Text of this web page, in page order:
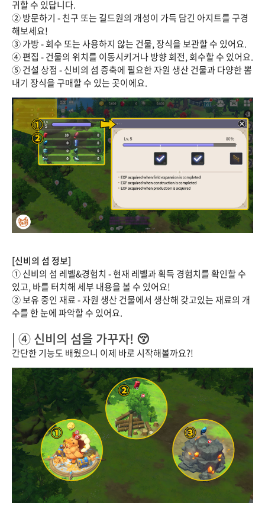
귀할 수 있답니다.
② 방문하기 - 친구 또는 길드원의 개성이 가득 담긴 아지트를 구경
해보세요!
③ 가방 - 회수 또는 사용하지 않는 건물, 장식을 보관할 수 있어요.
④ 편집 - 건물의 위치를 이동시키거나 방향 회전, 회수할 수 있어요.
⑤ 건설 상점 - 신비의 섬 증축에 필요한 자원 생산 건물과 다양한 뽐
내기 장식을 구매할 수 있는 곳이에요.
[신비의 섬 정보]
① 신비의 섬 레벨&경험치 - 현재 레벨과 획득 경험치를 확인할 수
있고, 바를 터치해 세부 내용을 볼 수 있어요!
② 보유 중인 재료 - 자원 생산 건물에서 생산해 갖고있는 재료의 개
수를 한 눈에 파악할 수 있어요.
| ④ 신비의 섬을 가꾸자! 😚
간단한 기능도 배웠으니 이제 바로 시작해볼까요?!